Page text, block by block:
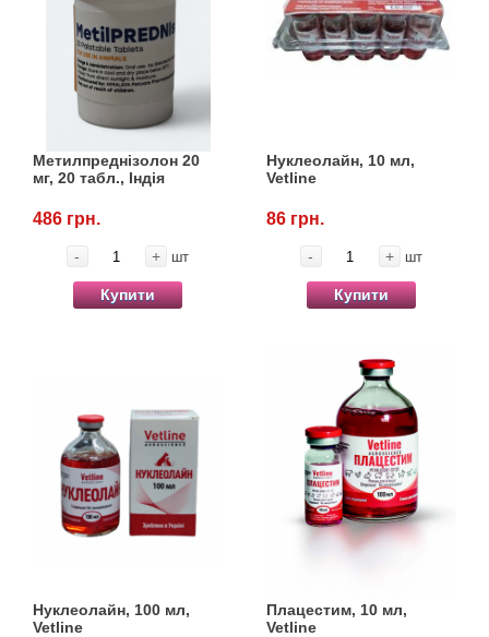
Метилпреднізолон 20
мг, 20 табл., Індія
486 грн.
- + шт
Купити
Нуклеолайн, 10 мл,
Vetline
86 грн.
- + шт
Купити
Нуклеолайн, 100 мл,
Vetline
Плацестим, 10 мл,
Vetline